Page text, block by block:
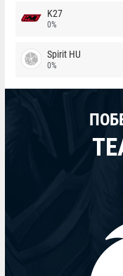
K27
0%
Spirit HU
0%